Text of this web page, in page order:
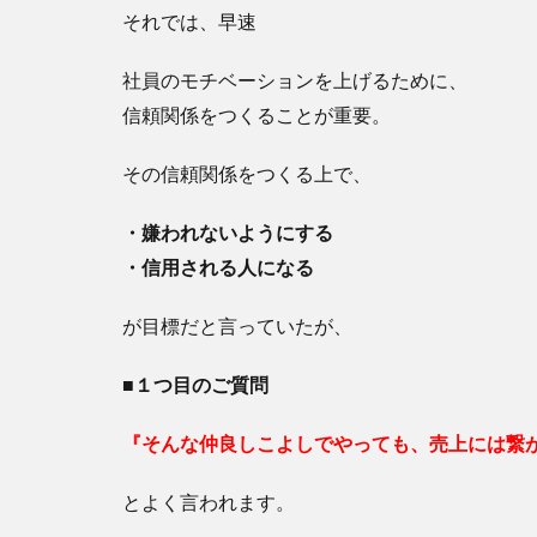
それでは、早速
社員のモチベーションを上げるために、
信頼関係をつくることが重要。
その信頼関係をつくる上で、
・嫌われないようにする
・信用される人になる
が目標だと言っていたが、
■１つ目のご質問
『そんな仲良しこよしでやっても、売上には繋
とよく言われます。